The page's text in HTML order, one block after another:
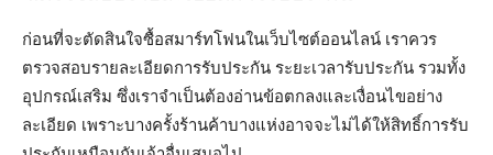
ก่อนที่จะตัดสินใจซื้อสมาร์ทโฟนในเว็บไซต์ออนไลน์ เราควร
ตรวจสอบรายละเอียดการรับประกัน ระยะเวลารับประกัน รวมทั้ง
อุปกรณ์เสริม ซึ่งเราจำเป็นต้องอ่านข้อตกลงและเงื่อนไขอย่าง
ละเอียด เพราะบางครั้งร้านค้าบางแห่งอาจจะไม่ได้ให้สิทธิ์การรับ